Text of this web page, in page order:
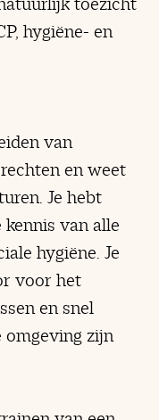
hygiëne- en
van
en weet
Je hebt
van alle
hygiëne. Je
voor het
en snel
omgeving zijn